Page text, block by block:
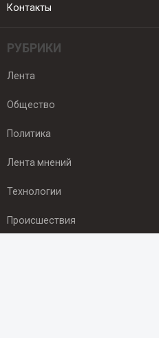
Контакты
РУБРИКИ
Лента
Общество
Политика
Лента мнений
Технологии
Происшествия